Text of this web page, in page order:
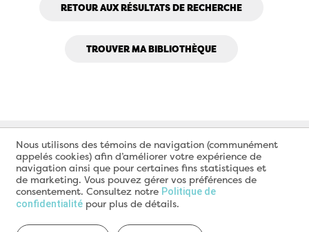
RETOUR AUX RÉSULTATS DE RECHERCHE
TROUVER MA BIBLIOTHÈQUE
Nous utilisons des témoins de navigation (communément
appelés cookies) afin d’améliorer votre expérience de
navigation ainsi que pour certaines fins statistiques et
de marketing. Vous pouvez gérer vos préférences de
consentement. Consultez notre Politique de
confidentialité pour plus de détails.